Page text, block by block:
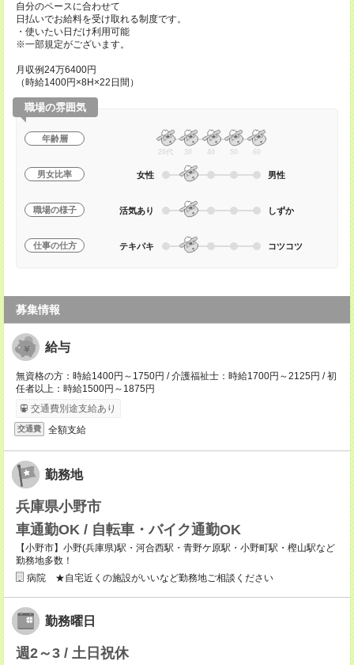
自分のペースに合わせて
日払いでお給料を受け取れる制度です。
・使いたい日だけ利用可能
※一部規定がございます。
月収例24万6400円
（時給1400円×8H×22日間）
職場の雰囲気
年齢層
20代 30 40 50 60
男女比率 女性 男性
職場の様子 活気あり しずか
仕事の仕方 テキパキ コツコツ
募集情報
給与
無資格の方：時給1400円～1750円 / 介護福祉士：時給1700円～2125円 / 初
任者以上：時給1500円～1875円
交通費別途支給あり
交通費 全額支給
勤務地
兵庫県小野市
車通勤OK / 自転車・バイク通勤OK
【小野市】小野(兵庫県)駅・河合西駅・青野ケ原駅・小野町駅・樫山駅など
勤務地多数！
病院 ★自宅近くの施設がいいなど勤務地ご相談ください
勤務曜日
週2～3 / 土日祝休